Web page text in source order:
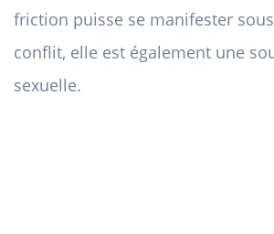
friction puisse se manifester
conflit, elle est également une
sexuelle.